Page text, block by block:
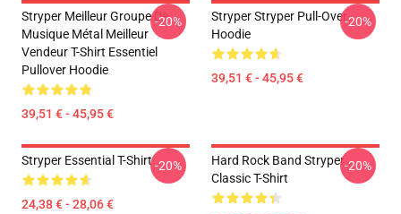
Stryper Meilleur Groupe De
Musique Métal Meilleur
Vendeur T-Shirt Essentiel
Pullover Hoodie
39,51 € - 45,95 €
-20%
Stryper Stryper Pull-Over
Hoodie
39,51 € - 45,95 €
-20%
Stryper Essential T-Shirt
24,38 € - 28,06 €
-20%
Hard Rock Band Stryper
Classic T-Shirt
-20%